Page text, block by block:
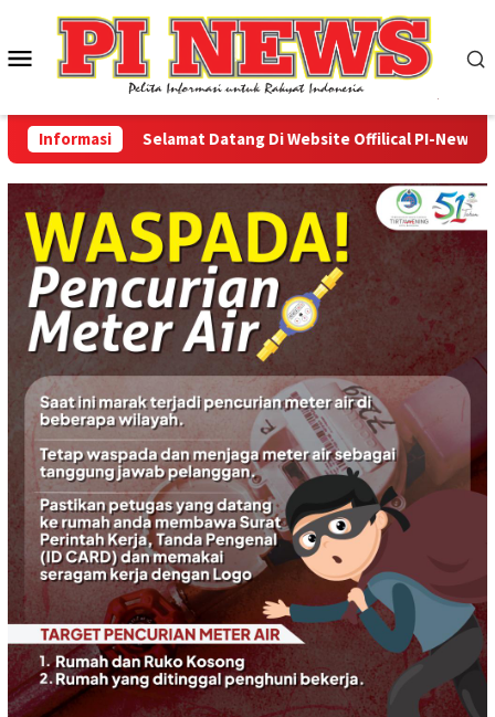
konten
Menu
Mobile
InformasiSelamat Datang Di Website Offilical PI-News